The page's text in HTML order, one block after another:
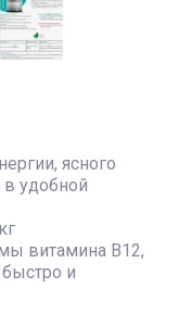
ясного
удобной
витамина B12,
и